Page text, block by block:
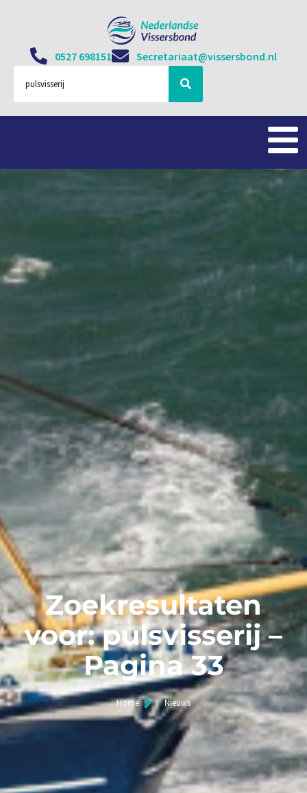
0527 698151 Secretariaat@vissersbond.nl
Zoekresultaten
voor: pulsvisserij –
Pagina 33
Home Nieuws